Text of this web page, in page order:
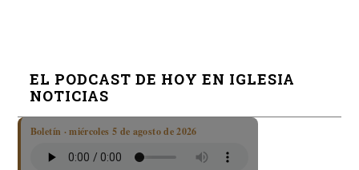
EL PODCAST DE HOY EN IGLESIA
NOTICIAS
Boletín · miércoles 5 de agosto de 2026